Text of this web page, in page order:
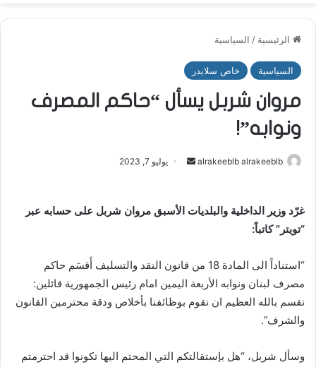
الرئيسية / السياسية
السياسية خاص سلايدر
مروان شربل يسأل “حاكم المصرف
ونوابه”!
alrakeeblb alrakeeblb
أرسل يوليو 7, 2023
غرّد وزير الداخلية والبلديات الأسبق مروان شربل على حسابه عبر
“تويتر” كاتباً:
“استناداً الى المادة 18 من قانون النقد والتسليف أَقسَم حاكم
مصرف لبنان ونوابه الأربعة اليمين امام رئيس الجمهورية قائلين:
نقسم بالله العظيم ان نقوم بوظائفنا بأخلاص ودقة محترمين القانون
والشرف”.
وسأل شربل، “هل بإستقالتكم التي المحتم اليها تكونوا قد احترمتم